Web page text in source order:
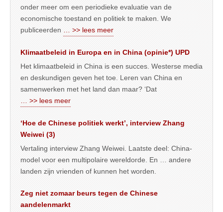
onder meer om een periodieke evaluatie van de
economische toestand en politiek te maken. We
publiceerden
… >> lees meer
Klimaatbeleid in Europa en in China (opinie*) UPD
Het klimaatbeleid in China is een succes. Westerse media
en deskundigen geven het toe. Leren van China en
samenwerken met het land dan maar? ‘Dat
… >> lees meer
‘Hoe de Chinese politiek werkt’, interview Zhang
Weiwei (3)
Vertaling interview Zhang Weiwei. Laatste deel: China-
model voor een multipolaire wereldorde. En … andere
landen zijn vrienden of kunnen het worden.
Zeg niet zomaar beurs tegen de Chinese
aandelenmarkt